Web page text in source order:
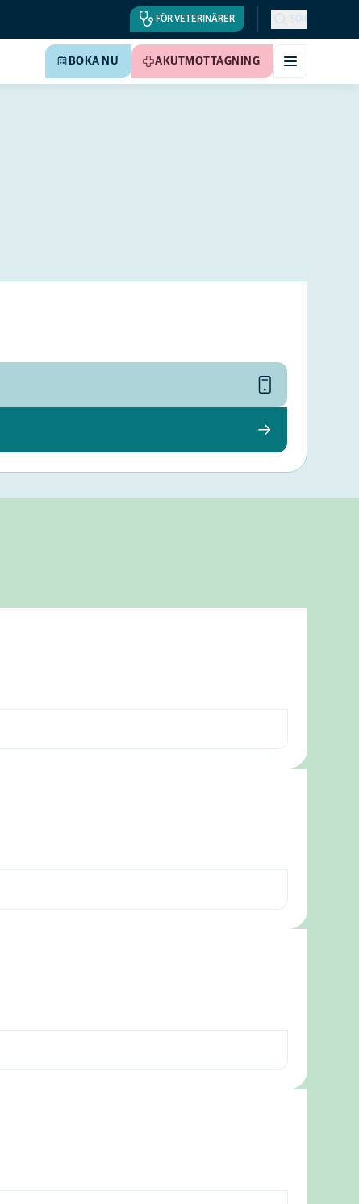
FÖR VETERINÄRER SÖK
BOKA NU AKUTMOTTAGNING